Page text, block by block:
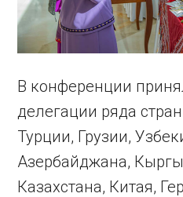
В конференции
делегации ряда
Турции, Грузии,
Азербайджана,
Казахстана, Китая,